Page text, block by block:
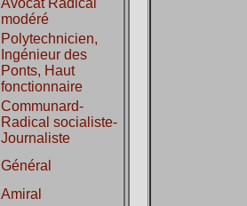
Avocat Radical
modéré
Polytechnicien,
Ingénieur des
Ponts, Haut
fonctionnaire
Communard-
Radical socialiste-
Journaliste
Général
Amiral